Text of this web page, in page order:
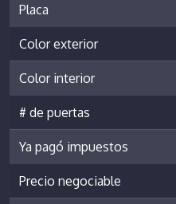
Placa
Color exterior
Color interior
# de puertas
Ya pagó impuestos
Precio negociable